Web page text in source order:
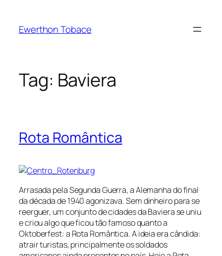
content
Ewerthon Tobace
Tag: Baviera
Rota Romântica
Arrasada pela Segunda Guerra, a Alemanha do final
da década de 1940 agonizava. Sem dinheiro para se
reerguer, um conjunto de cidades da Baviera se uniu
e criou algo que ficou tão famoso quanto a
Oktoberfest: a Rota Romântica. A ideia era cândida:
atrair turistas, principalmente os soldados